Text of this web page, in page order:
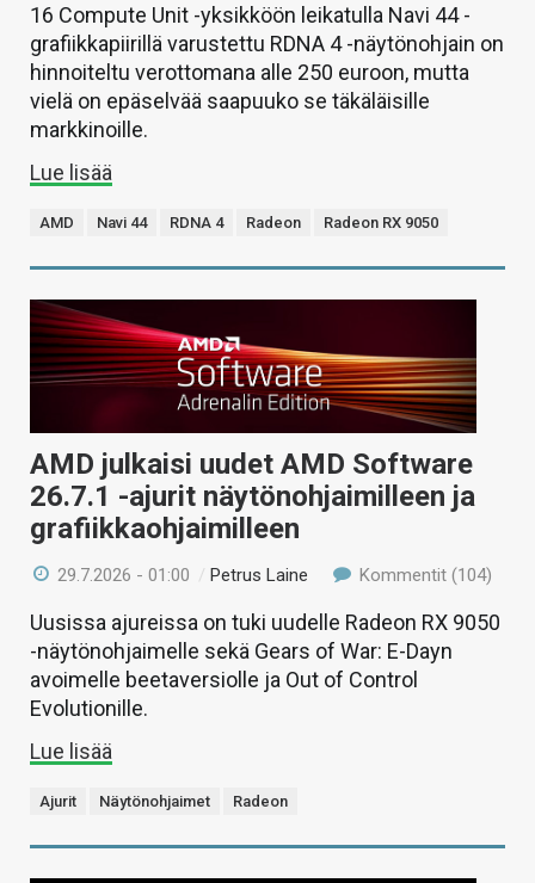
16 Compute Unit -yksikköön leikatulla Navi 44 -
grafiikkapiirillä varustettu RDNA 4 -näytönohjain on
hinnoiteltu verottomana alle 250 euroon, mutta
vielä on epäselvää saapuuko se täkäläisille
markkinoille.
Lue lisää
AMD Navi 44 RDNA 4 Radeon Radeon RX 9050
AMD julkaisi uudet AMD Software
26.7.1 -ajurit näytönohjaimilleen ja
grafiikkaohjaimilleen
29.7.2026 - 01:00 /Petrus Laine Kommentit (104)
Uusissa ajureissa on tuki uudelle Radeon RX 9050
-näytönohjaimelle sekä Gears of War: E-Dayn
avoimelle beetaversiolle ja Out of Control
Evolutionille.
Lue lisää
Ajurit Näytönohjaimet Radeon